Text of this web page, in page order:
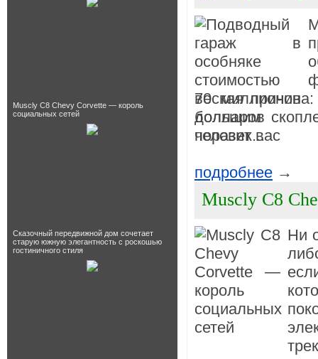
Muscly C8 Chevy Corvette — король
социальных сетей
Сказочный передвижной дом сочетает
старую южную элегантность с роскошью
гостиничного стиля
веская
большим
человек...
подробнее →
Muscly C8
Ни